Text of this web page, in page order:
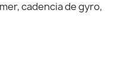
cadencia de gyro,